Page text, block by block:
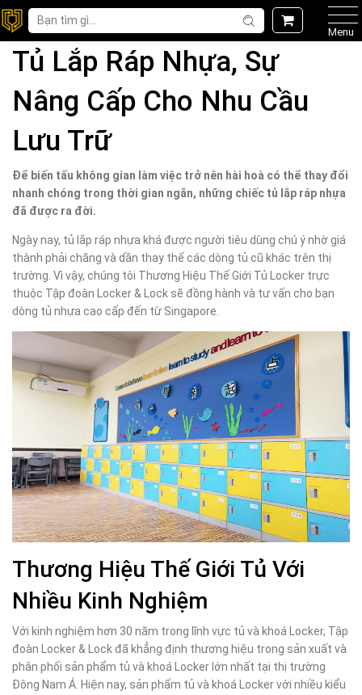
Menu
Tủ Lắp Ráp Nhựa, Sự
Nâng Cấp Cho Nhu Cầu
Lưu Trữ
Để biến tấu không gian làm việc trở nên hài hoà có thể thay đổi
nhanh chóng trong thời gian ngắn, những chiếc tủ lắp ráp nhựa
đã được ra đời.
Ngày nay, tủ lắp ráp nhựa khá được người tiêu dùng chú ý nhờ giá
thành phải chăng và dần thay thế các dòng tủ cũ khác trên thị
trường. Vì vậy, chúng tôi Thương Hiệu Thế Giới Tủ Locker trực
thuộc Tập đoàn Locker & Lock sẽ đồng hành và tư vấn cho bạn
dòng tủ nhựa cao cấp đến từ Singapore.
Thương Hiệu Thế Giới Tủ Với
Nhiều Kinh Nghiệm
Với kinh nghiệm hơn 30 năm trong lĩnh vực tủ và khoá Locker, Tập
đoàn Locker & Lock đã khẳng định thương hiệu trong sản xuất và
phân phối sản phẩm tủ và khoá Locker lớn nhất tại thị trường
Đông Nam Á. Hiện nay, sản phẩm tủ và khoá Locker với nhiều kiểu